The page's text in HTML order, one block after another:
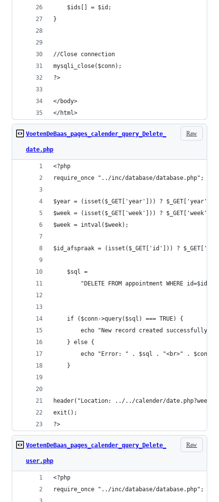
    $ids[] = $id;
}
//Close connection
mysqli_close($conn);
?>
</body>
</html>
Raw
VoetenDeBaas_pages_calender_query_Delete_
date.php
<?php
require_once "../inc/database/database.php";
$year = (isset($_GET['year'])) ? $_GET['year']
$week = (isset($_GET['week'])) ? $_GET['week']
$week = intval($week);
$id_afspraak = (isset($_GET['id'])) ?
    $sql =
"DELETE FROM appointment WHERE
    if ($conn->query($sql) === TRUE) {
        echo "New record created successfully";
    } else {
echo "Error: " . $sql . "<br>" . $conn-
    }
header("Location: ../../calender/
exit();
?>
Raw
VoetenDeBaas_pages_calender_query_Delete_
user.php
<?php
require_once "../inc/database/database.php";